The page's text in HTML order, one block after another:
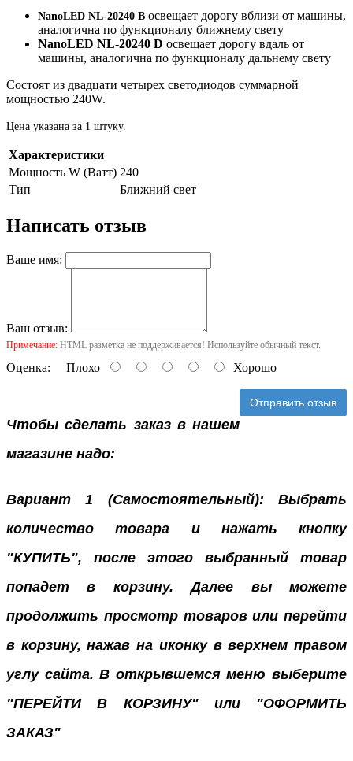
NanoLED NL-20240 B освещает дорогу вблизи от машины,
аналогична по функционалу ближнему свету
NanoLED NL-20240 D освещает дорогу вдаль от
машины, аналогична по функционалу дальнему свету
Состоят из двадцати четырех светодиодов суммарной
мощностью 240W.
Цена указана за 1 штуку.
Характеристики
Мощность W (Ватт) 240
Тип
Ближний свет
Написать отзыв
Ваше имя:
Ваш отзыв:
Примечание: HTML разметка не поддерживается! Используйте обычный текст.
Оценка: Плохо Хорошо
Отправить отзыв
Чтобы сделать заказ в нашем
магазине надо:
Вариант 1 (Самостоятельный): Выбрать
количество товара и нажать кнопку
"КУПИТЬ", после этого выбранный товар
попадет в корзину. Далее вы можете
продолжить просмотр товаров или перейти
в корзину, нажав на иконку в верхнем правом
углу сайта. В открывшемся меню выберите
"ПЕРЕЙТИ В КОРЗИНУ" или "ОФОРМИТЬ
ЗАКАЗ"